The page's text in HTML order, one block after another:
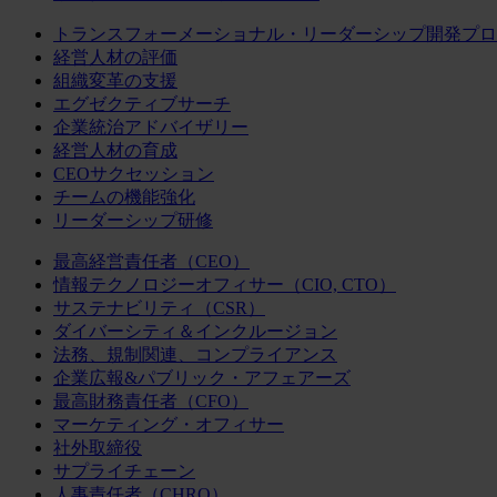
トランスフォーメーショナル・リーダーシップ開発プ
経営人材の評価
組織変革の支援
エグゼクティブサーチ
企業統治アドバイザリー
経営人材の育成
CEOサクセッション
チームの機能強化
リーダーシップ研修
最高経営責任者（CEO）
情報テクノロジーオフィサー（CIO, CTO）
サステナビリティ（CSR）
ダイバーシティ＆インクルージョン
法務、規制関連、コンプライアンス
企業広報&パブリック・アフェアーズ
最高財務責任者（CFO）
マーケティング・オフィサー
社外取締役
サプライチェーン